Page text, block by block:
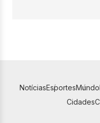
NotíciasEsportesMundo
Cidades